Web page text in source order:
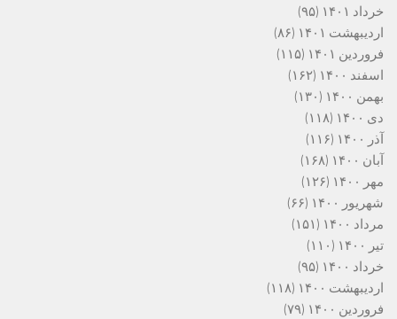
خرداد ۱۴۰۱
(۹۵)
اردیبهشت ۱۴۰۱
(۸۶)
فروردین ۱۴۰۱
(۱۱۵)
اسفند ۱۴۰۰
(۱۶۲)
بهمن ۱۴۰۰
(۱۳۰)
دی ۱۴۰۰
(۱۱۸)
آذر ۱۴۰۰
(۱۱۶)
آبان ۱۴۰۰
(۱۶۸)
مهر ۱۴۰۰
(۱۲۶)
شهریور ۱۴۰۰
(۶۶)
مرداد ۱۴۰۰
(۱۵۱)
تیر ۱۴۰۰
(۱۱۰)
خرداد ۱۴۰۰
(۹۵)
اردیبهشت ۱۴۰۰
(۱۱۸)
فروردین ۱۴۰۰
(۷۹)